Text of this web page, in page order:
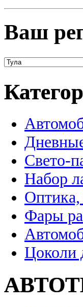
Ваш
Свето-
Набор
Фары
Цоколи